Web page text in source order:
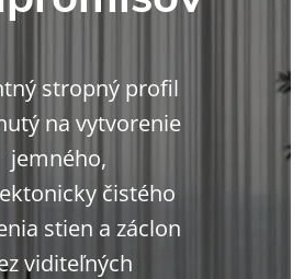
stropný profil
na vytvorenie
jemného,
čistého
stien a záclon
viditeľných